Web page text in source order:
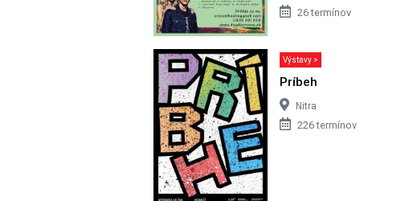
26 termínov
Výstavy >
Príbeh
Nitra
226 termínov